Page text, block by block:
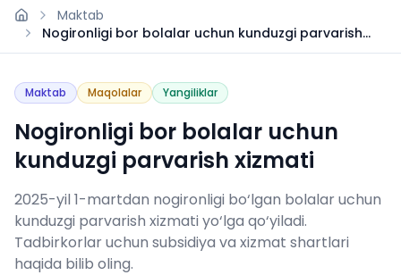
Maktab
Nogironligi bor bolalar uchun kunduzgi parvarish
xizmati
Maktab Maqolalar Yangiliklar
Nogironligi bor bolalar uchun
kunduzgi parvarish xizmati
2025-yil 1-martdan nogironligi bo‘lgan bolalar uchun
kunduzgi parvarish xizmati yo‘lga qo‘yiladi.
Tadbirkorlar uchun subsidiya va xizmat shartlari
haqida bilib oling.